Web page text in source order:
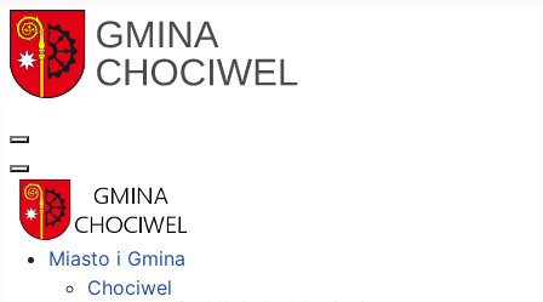
Miasto i Gmina
Chociwel